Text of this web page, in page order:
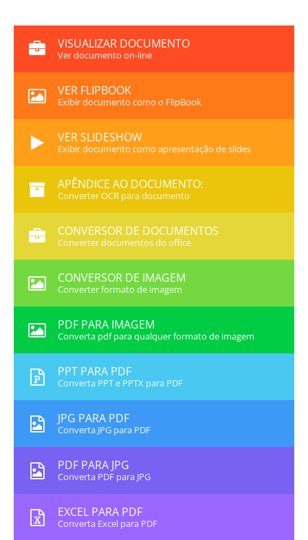
VISUALIZAR DOCUMENTO
Ver documento on-line
VER FLIPBOOK
Exibir documento como o FlipBook
VER SLIDESHOW
Exibir documento como apresentação de slides
APÊNDICE AO DOCUMENTO:
Converter OCR para documento
CONVERSOR DE DOCUMENTOS
Converter documentos do office
CONVERSOR DE IMAGEM
Converter formato de imagem
PDF PARA IMAGEM
Converta pdf para qualquer formato de imagem
PPT PARA PDF
Converta PPT e PPTX para PDF
JPG PARA PDF
Converta JPG para PDF
PDF PARA JPG
Converta PDF para JPG
EXCEL PARA PDF
Converta Excel para PDF